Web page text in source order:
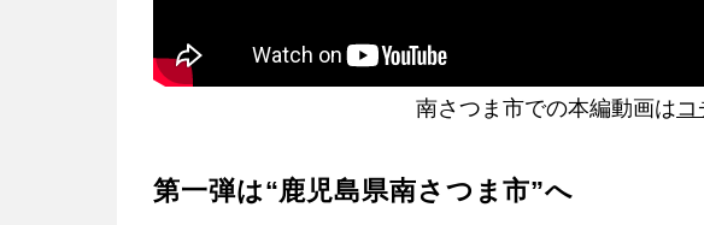
南さつま市での本編動画はコ
第一弾は“鹿児島県南さつま市”へ